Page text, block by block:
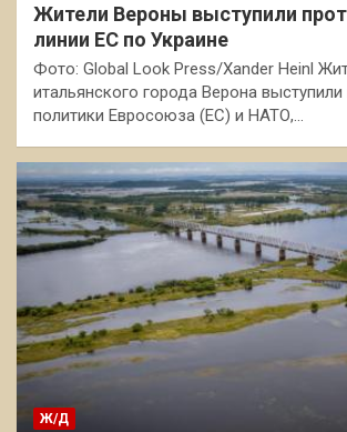
Жители Вероны выступили
линии ЕС по Украине
Фото: Global Look Press/Xander Heinl
итальянского города Верона выступили
политики Евросоюза (ЕС) и НАТО,…
Ж/Д